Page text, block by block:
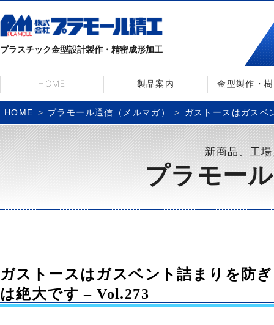
プラスチック金型設計製作・精密成形加工
HOME 製品案内 金型製作・
HOME プラモール通信（メルマガ） ガストースはガス
新商品、工
プラモー
ガストースはガスベント詰まりを防
は絶大です – Vol.273